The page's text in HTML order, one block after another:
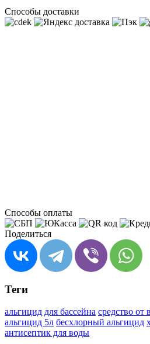
Способы доставки
Способы оплаты
Поделиться
Теги
альгицид для бассейна средство от
альгицид 5л бесхлорный альгицид
антисептик для воды